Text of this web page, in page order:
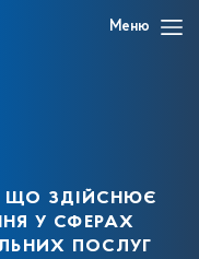
Меню
що здійснює
у сферах
послуг